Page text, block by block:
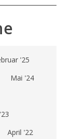
'25
Mai '24
April '22